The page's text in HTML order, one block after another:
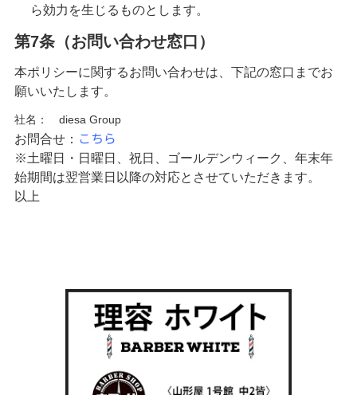
ら効力を生じるものとします。
第7条（お問い合わせ窓口）
本ポリシーに関するお問い合わせは、下記の窓口までお
願いいたします。
社名： diesa Group
お問合せ： こちら
※土曜日・日曜日、祝日、ゴールデンウィーク、年末年
始期間は翌営業日以降の対応とさせていただきます。
以上